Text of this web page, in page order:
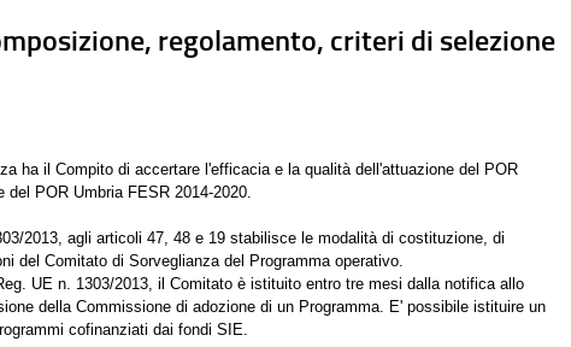
regolamento, criteri di selezione
ha il Compito di accertare l'efficacia e la qualità dell'attuazione del POR
del POR Umbria FESR 2014-2020.
2013, agli articoli 47, 48 e 19 stabilisce le modalità di costituzione, di
del Comitato di Sorveglianza del Programma operativo.
UE n. 1303/2013, il Comitato è istituito entro tre mesi dalla notifica allo
della Commissione di adozione di un Programma. E' possibile istituire un
cofinanziati dai fondi SIE.